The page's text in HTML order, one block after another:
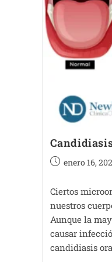
enero 16,
Ciertos
nuestros
Aunque la
causar
candidiasis